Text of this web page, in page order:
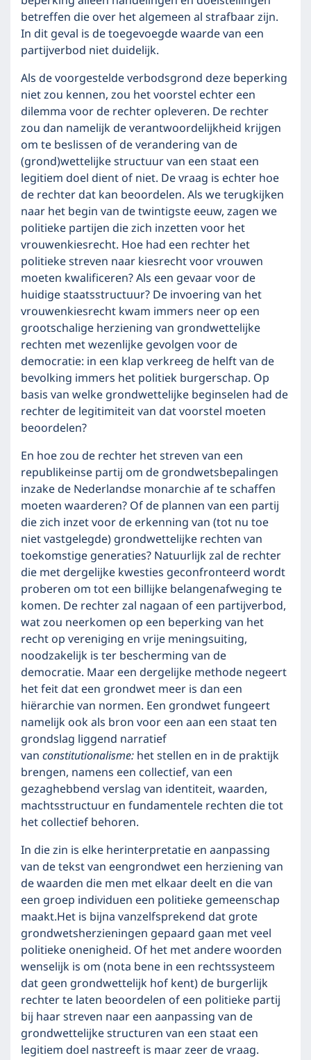
betreffen die over het algemeen al strafbaar zijn.
In dit geval is de toegevoegde waarde van een
partijverbod niet duidelijk.
Als de voorgestelde verbodsgrond deze beperking
niet zou kennen, zou het voorstel echter een
dilemma voor de rechter opleveren. De rechter
zou dan namelijk de verantwoordelijkheid krijgen
om te beslissen of de verandering van de
(grond)wettelijke structuur van een staat een
legitiem doel dient of niet. De vraag is echter hoe
de rechter dat kan beoordelen. Als we terugkijken
naar het begin van de twintigste eeuw, zagen we
politieke partijen die zich inzetten voor het
vrouwenkiesrecht. Hoe had een rechter het
politieke streven naar kiesrecht voor vrouwen
moeten kwalificeren? Als een gevaar voor de
huidige staatsstructuur? De invoering van het
vrouwenkiesrecht kwam immers neer op een
grootschalige herziening van grondwettelijke
rechten met wezenlijke gevolgen voor de
democratie: in een klap verkreeg de helft van de
bevolking immers het politiek burgerschap. Op
basis van welke grondwettelijke beginselen had de
rechter de legitimiteit van dat voorstel moeten
beoordelen?
En hoe zou de rechter het streven van een
republikeinse partij om de grondwetsbepalingen
inzake de Nederlandse monarchie af te schaffen
moeten waarderen? Of de plannen van een partij
die zich inzet voor de erkenning van (tot nu toe
niet vastgelegde) grondwettelijke rechten van
toekomstige generaties? Natuurlijk zal de rechter
die met dergelijke kwesties geconfronteerd wordt
proberen om tot een billijke belangenafweging te
komen. De rechter zal nagaan of een partijverbod,
wat zou neerkomen op een beperking van het
recht op vereniging en vrije meningsuiting,
noodzakelijk is ter bescherming van de
democratie. Maar een dergelijke methode negeert
het feit dat een grondwet meer is dan een
hiërarchie van normen. Een grondwet fungeert
namelijk ook als bron voor een aan een staat ten
grondslag liggend narratief
vanconstitutionalisme:het stellen en in de praktijk
brengen, namens een collectief, van een
gezaghebbend verslag van identiteit, waarden,
machtsstructuur en fundamentele rechten die tot
het collectief behoren.
In die zin is elke herinterpretatie en aanpassing
van de tekst van eengrondwet een herziening van
de waarden die men met elkaar deelt en die van
een groep individuen een politieke gemeenschap
maakt.Het is bijna vanzelfsprekend dat grote
grondwetsherzieningen gepaard gaan met veel
politieke onenigheid. Of het met andere woorden
wenselijk is om (nota bene in een rechtssysteem
dat geen grondwettelijk hof kent) de burgerlijk
rechter te laten beoordelen of een politieke partij
bij haar streven naar een aanpassing van de
grondwettelijke structuren van een staat een
legitiem doel nastreeft is maar zeer de vraag.